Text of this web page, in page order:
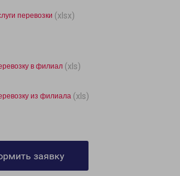
перевозки (xlsx)
в филиал (xls)
из филиала (xls)
заявку